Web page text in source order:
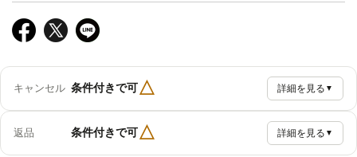
キャンセル 条件付きで可△ 詳細を見る ▼
返品 条件付きで可△ 詳細を見る ▼